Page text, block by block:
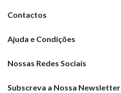
Contactos
Ajuda e Condições
Nossas Redes Sociais
Subscreva a Nossa Newsletter